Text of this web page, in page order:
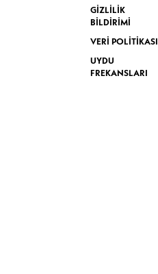
GİZLİLİK
BİLDİRİMİ
VERİ POLİTİKASI
UYDU
FREKANSLARI